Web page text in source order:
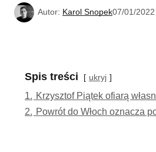
Autor: Karol Snopek07/01/2022
Spis treści ukryj
1. Krzysztof Piątek ofiarą
2. Powrót do Włoch oznacza